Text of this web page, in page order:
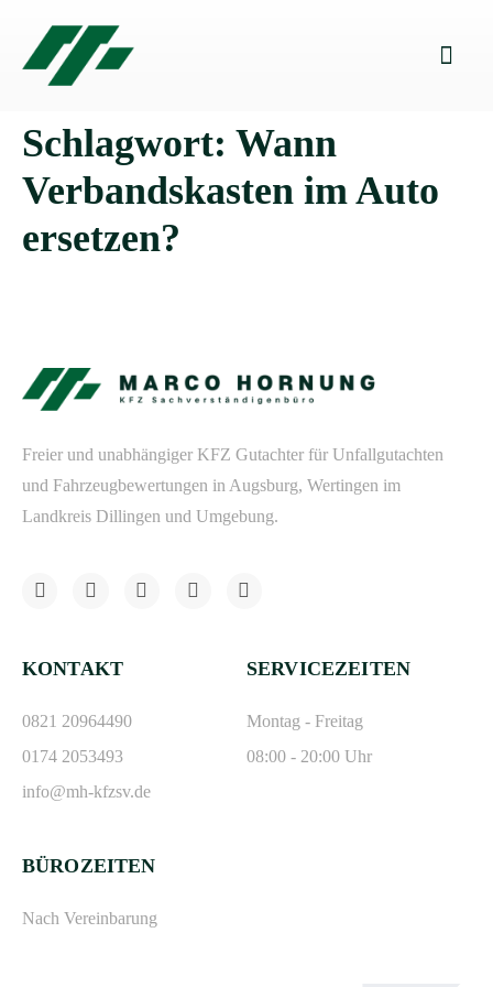
Schlagwort: Wann
Verbandskasten im Auto
ersetzen?
Freier und unabhängiger KFZ Gutachter für Unfallgutachten
und Fahrzeugbewertungen in Augsburg, Wertingen im
Landkreis Dillingen und Umgebung.
KONTAKT
0821 20964490
0174 2053493
info@mh-kfzsv.de
SERVICEZEITEN
Montag - Freitag
08:00 - 20:00 Uhr
BÜROZEITEN
Nach Vereinbarung